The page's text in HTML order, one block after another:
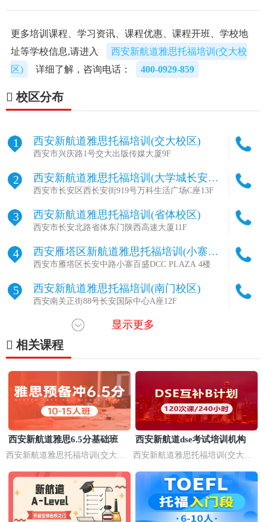
更多培训课程、学习资讯、课程优惠、课程开班、学校地
址等学校信息,请进入
西安新航道雅思托福培训(交大校
区)
详细了解，咨询电话： 400-0929-859
校区分布
1 西安新航道雅思托福培训(交大校区)
西安市兴庆路1号交大出版传媒大厦9F
2
西安新航道雅思托福培训(大学城长安校
区)
西安市长安区西长安街919号万科生活广场C座13F
3 西安新航道雅思托福培训(省体校区)
西安市长安北路省体东门陕西高速大厦11F
4
西安雁塔区新航道雅思托福培训(小寨校
区)
西安市雁塔区长安中路小寨百盛DCC PLAZA 4楼
5 西安新航道雅思托福培训(南门校区)
西安南关正街88号长安国际中心A座12F
西安新航道英语培训(高新校区)
西安市雁塔区高新路56号电信广场金融商务中心
显示更多
相关课程
西安新航道雅思6.5分基础班
西安新航道雅思托福培训(交大校
西安新航道dse考试培训机构
西安新航道雅思托福培训(交大校